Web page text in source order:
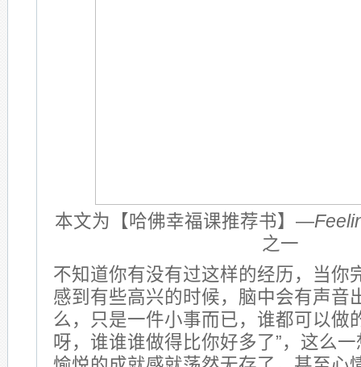
本文为【哈佛幸福课推荐书】—
之一
不知道你有没有过这样的经历，当你
感到有些高兴的时候，脑中会有声音
么，只是一件小事而已，谁都可以做
呀，谁谁谁做得比你好多了”，这么